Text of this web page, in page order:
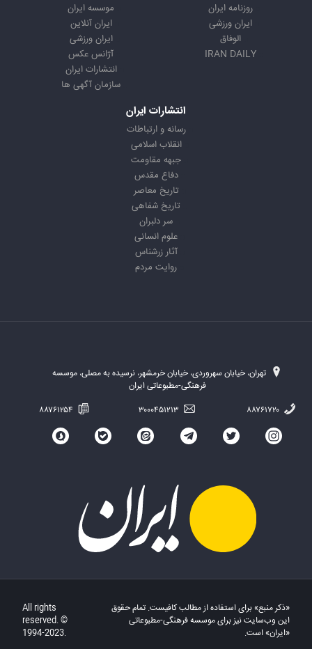
روزنامه ایران
ایران ورزشی
الوفاق
IRAN DAILY
موسسه ایران
ایران آنلاین
ایران ورزشی
آژانس عکس
انتشارات ایران
سازمان آگهی ها
انتشارات ایران
رسانه و ارتباطات
انقلاب اسلامی
جبهه مقاومت
دفاع مقدس
تاریخ معاصر
تاریخ شفاهی
سر دلبران
علوم انسانی
آثار زرشناس
روایت مردم
تهران، خیابان سهروردی، خیابان خرمشهر، نرسیده به مصلی، موسسه
فرهنگی-مطبوعاتی ایران
«ذکر منبع» برای استفاده از مطالب کافیست. تمام حقوق
این وب‌سایت نیز برای موسسه فرهنگی-مطبوعاتی
«ایران» است.
All rights
reserved. ©
1994-2023.